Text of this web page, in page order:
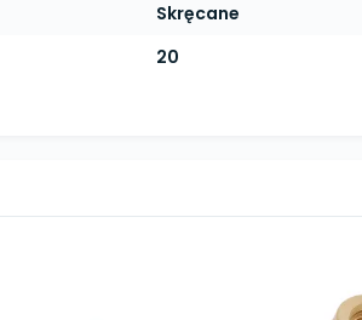
Skręcane
20